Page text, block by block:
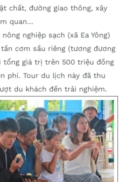
chất, đường giao thông, xây
quan…
nghiệp sạch (xã Ea Yông)
cơm sầu riêng (tương đương
giá trị trên 500 triệu đồng
phí. Tour du lịch này đã thu
du khách đến trải nghiệm.